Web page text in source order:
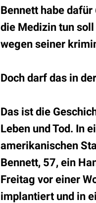
Bennett habe
die Medizin tun
wegen seiner
Doch darf das in
Das ist die
Leben und Tod. In
amerikanischen
Bennett, 57, ein
Freitag vor einer
implantiert und in